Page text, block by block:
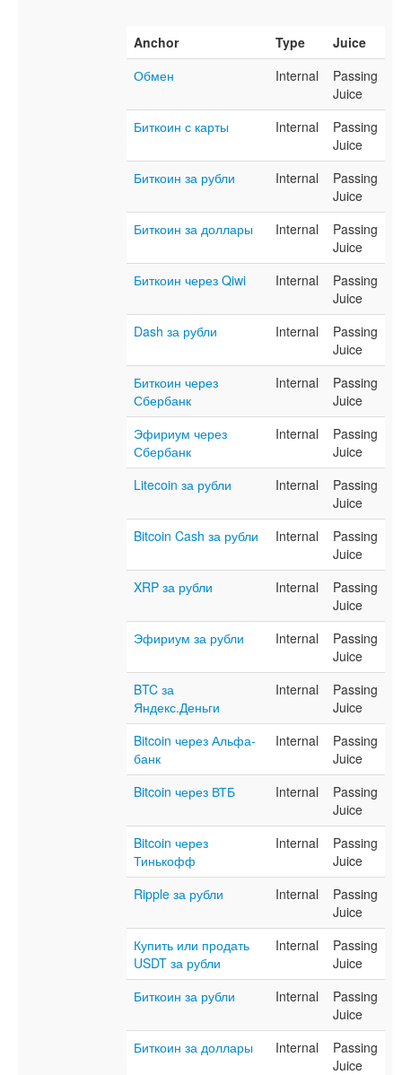
Anchor Type
Juice
Обмен
Internal
Passing
Juice
Биткоин с карты
Internal
Passing
Juice
Биткоин за рубли
Internal
Passing
Juice
Биткоин за доллары
Internal
Passing
Juice
Биткоин через Qiwi
Internal
Passing
Juice
Dash за рубли
Internal
Passing
Juice
Биткоин через
Сбербанк
Internal
Passing
Juice
Эфириум через
Сбербанк
Internal
Passing
Juice
Litecoin за рубли
Internal
Passing
Juice
Bitcoin Cash за рубли
Internal
Passing
Juice
XRP за рубли
Internal
Passing
Juice
Эфириум за рубли
Internal
Passing
Juice
BTC за
Яндекс.Деньги
Internal
Passing
Juice
Bitcoin через Альфа-
банк
Internal
Passing
Juice
Bitcoin через ВТБ
Internal
Passing
Juice
Bitcoin через
Тинькофф
Internal
Passing
Juice
Ripple за рубли
Internal
Passing
Juice
Купить или продать
USDT за рубли
Internal
Passing
Juice
Биткоин за рубли
Internal
Passing
Juice
Биткоин за доллары
Internal
Passing
Juice